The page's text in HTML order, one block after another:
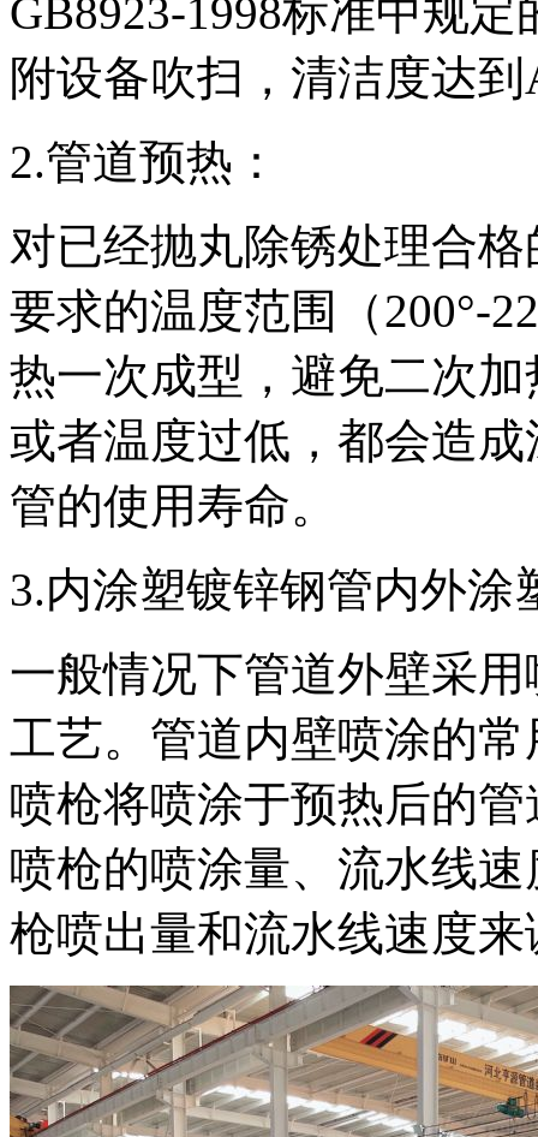
GB8923-1998标准中规
附设备吹扫，清洁度达
2.管道预热：
对已经抛丸除锈处理合
要求的温度范围（200°-
热一次成型，避免二次
或者温度过低，都会造
管的使用寿命。
3.内涂塑镀锌钢管内外涂
一般情况下管道外壁采
工艺。管道内壁喷涂的
喷枪将喷涂于预热后的
喷枪的喷涂量、流水线
枪喷出量和流水线速度来